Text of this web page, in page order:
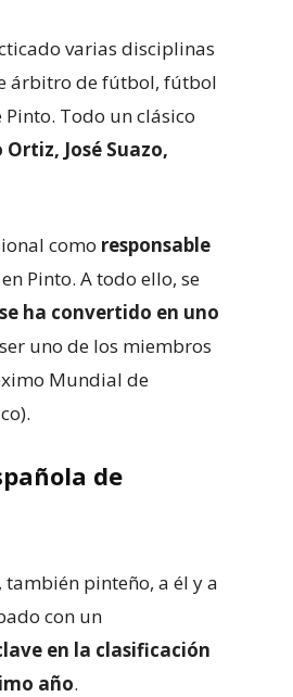
varias disciplinas
árbitro de fútbol, fútbol
Todo un clásico
José Suazo,
como responsable
Pinto. A todo ello, se
se ha convertido en uno
uno de los miembros
Mundial de
de
también pinteño, a él y a
con un
en la clasificación
año.